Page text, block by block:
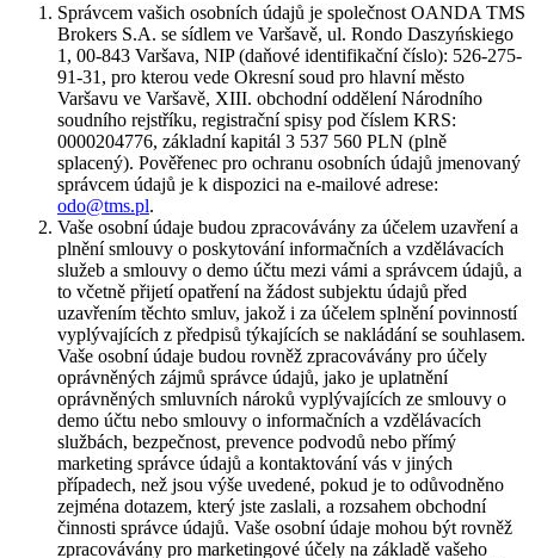
Správcem vašich osobních údajů je společnost OANDA TMS
Brokers S.A. se sídlem ve Varšavě, ul. Rondo Daszyńskiego
1, 00-843 Varšava, NIP (daňové identifikační číslo): 526-275-
91-31, pro kterou vede Okresní soud pro hlavní město
Varšavu ve Varšavě, XIII. obchodní oddělení Národního
soudního rejstříku, registrační spisy pod číslem KRS:
0000204776, základní kapitál 3 537 560 PLN (plně
splacený). Pověřenec pro ochranu osobních údajů jmenovaný
správcem údajů je k dispozici na e-mailové adrese:
odo@tms.pl.
Vaše osobní údaje budou zpracovávány za účelem uzavření a
plnění smlouvy o poskytování informačních a vzdělávacích
služeb a smlouvy o demo účtu mezi vámi a správcem údajů, a
to včetně přijetí opatření na žádost subjektu údajů před
uzavřením těchto smluv, jakož i za účelem splnění povinností
vyplývajících z předpisů týkajících se nakládání se souhlasem.
Vaše osobní údaje budou rovněž zpracovávány pro účely
oprávněných zájmů správce údajů, jako je uplatnění
oprávněných smluvních nároků vyplývajících ze smlouvy o
demo účtu nebo smlouvy o informačních a vzdělávacích
službách, bezpečnost, prevence podvodů nebo přímý
marketing správce údajů a kontaktování vás v jiných
případech, než jsou výše uvedené, pokud je to odůvodněno
zejména dotazem, který jste zaslali, a rozsahem obchodní
činnosti správce údajů. Vaše osobní údaje mohou být rovněž
zpracovávány pro marketingové účely na základě vašeho